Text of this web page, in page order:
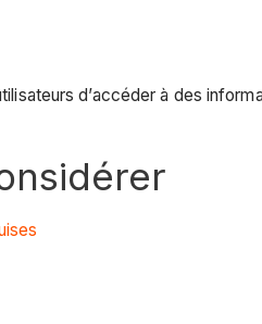
d’accéder à des